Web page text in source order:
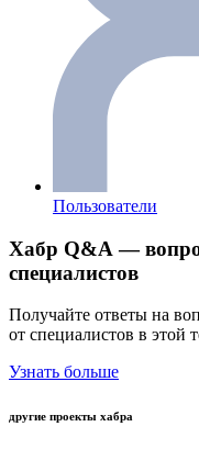
Пользователи
Хабр Q&A —
специалистов
Получайте ответы на
от специалистов в этой
Узнать больше
другие проекты хабра